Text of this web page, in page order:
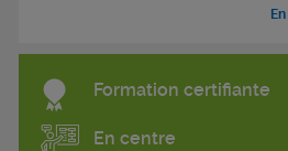
Formation certifiante
En centre